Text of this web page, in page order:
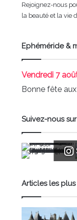
Rejoignez-nous
la beauté et la vie
Ephéméride &
Vendredi 7
Bonne fête
Suivez-nous
Articles les